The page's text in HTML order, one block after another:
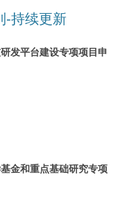
-持续更新
发平台建设专项项目申
金和重点基础研究专项